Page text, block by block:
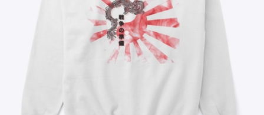
Vendez partout
Vendre n'importe quoi